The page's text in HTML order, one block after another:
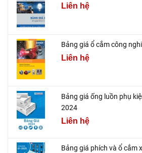
Liên hệ
Bảng giá ổ cắm công
Liên hệ
Bảng giá ống luồn phụ
2024
Liên hệ
Bảng giá phích và ổ cắm